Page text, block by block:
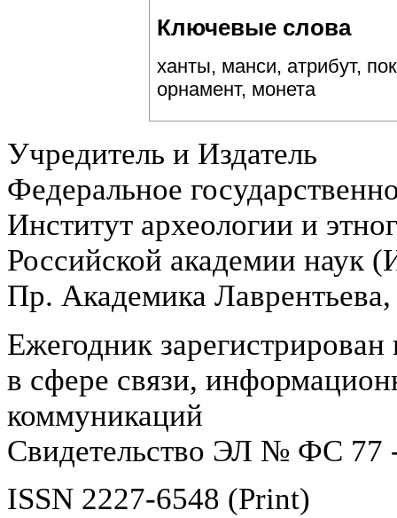
Ключевые слова
ханты, манси, атрибут,
орнамент, монета
Учредитель и Издатель
Федеральное
Институт археологии и
Российской академии
Пр. Академика
Ежегодник
в сфере связи,
коммуникаций
Свидетельство ЭЛ № ФС 77
ISSN 2227-6548 (Print)